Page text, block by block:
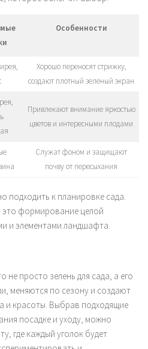
Особенности
Хорошо переносят стрижку,
создают плотный зеленый экран
Привлекают внимание яркостью
цветов и интересными плодами
Служат фоном и защищают
почву от пересыхания
подходить к планировке сада.
формирование целой
и элементами ландшафта.
не просто зелень для сада, а его
меняются по сезону и создают
и красоты. Выбрав подходящие
посадке и уходу, можно
где каждый уголок будет